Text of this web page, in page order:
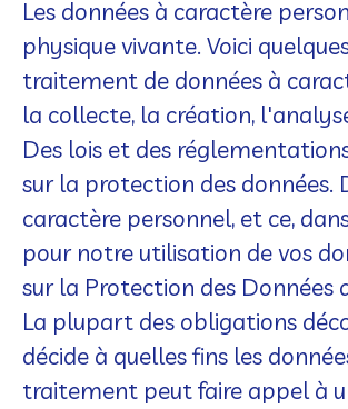
Les données à caractère
physique vivante. Voici
traitement de données à
la collecte, la création,
Des lois et des
sur la protection des
caractère personnel, et ce,
pour notre utilisation de vos
sur la Protection des Données
La plupart des obligations
décide à quelles fins les
traitement peut faire appel à